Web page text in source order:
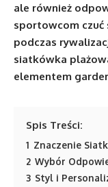
ale również
sportowcom
podczas
siatkówka
elementem
Spis Treści:
1 Znaczenie
2 Wybór
3 Styl i